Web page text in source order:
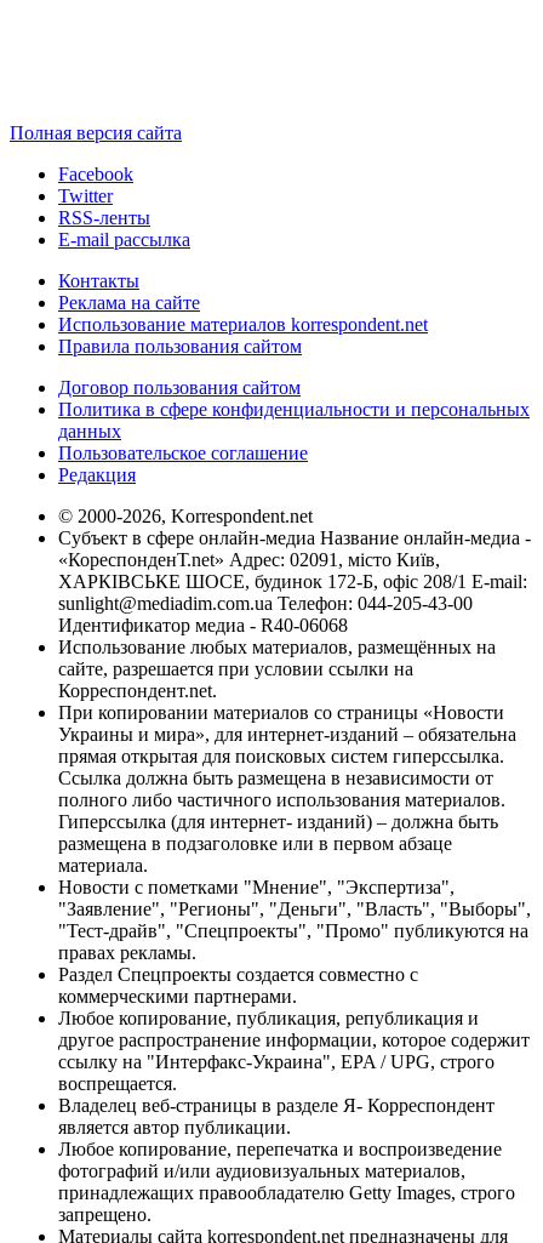
Полная версия сайта
Facebook
Twitter
RSS-ленты
E-mail рассылка
Контакты
Реклама на сайте
Использование материалов korrespondent.net
Правила пользования сайтом
Договор пользования сайтом
Политика в сфере конфиденциальности и персональных
данных
Пользовательское соглашение
Редакция
© 2000-2026, Korrespondent.net
Субъект в сфере онлайн-медиа Название онлайн-медиа -
«КореспонденТ.net» Адрес: 02091, місто Київ,
ХАРКІВСЬКЕ ШОСЕ, будинок 172-Б, офіс 208/1 E-mail:
sunlight@mediadim.com.ua Телефон: 044-205-43-00
Идентификатор медиа - R40-06068
Использование любых материалов, размещённых на
сайте, разрешается при условии ссылки на
Корреспондент.net.
При копировании материалов со страницы «Новости
Украины и мира», для интернет-изданий – обязательна
прямая открытая для поисковых систем гиперссылка.
Ссылка должна быть размещена в независимости от
полного либо частичного использования материалов.
Гиперссылка (для интернет- изданий) – должна быть
размещена в подзаголовке или в первом абзаце
материала.
Новости с пометками "Мнение", "Экспертиза",
"Заявление", "Регионы", "Деньги", "Власть", "Выборы",
"Тест-драйв", "Спецпроекты", "Промо" публикуются на
правах рекламы.
Раздел Спецпроекты создается совместно с
коммерческими партнерами.
Любое копирование, публикация, републикация и
другое распространение информации, которое содержит
ссылку на "Интерфакс-Украина", EPA / UPG, строго
воспрещается.
Владелец веб-страницы в разделе Я- Корреспондент
является автор публикации.
Любое копирование, перепечатка и воспроизведение
фотографий и/или аудиовизуальных материалов,
принадлежащих правообладателю Getty Images, строго
запрещено.
Материалы сайта korrespondent.net предназначены для